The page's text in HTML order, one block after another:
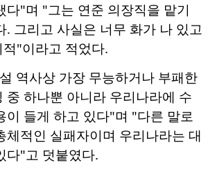
다"며 "그는 연준 의장직을 맡기
. 그리고 사실은 너무 화가 나 있고
"이라고 적었다.
역사상 가장 무능하거나 부패한
중 하나뿐 아니라 우리나라에 수
이 들게 하고 있다"며 "다른 말로
체적인 실패자이며 우리나라는 대
다"고 덧붙였다.